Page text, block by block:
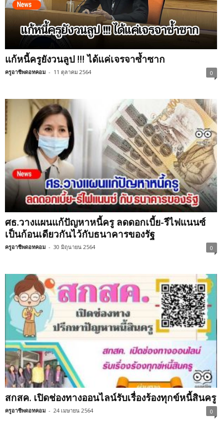
แก้หนี้ครูยังวนลูป !!! ได้แค่เจรจาซ้ำซาก
ครูอาชีพดอทคอม - 11 ตุลาคม 2564 0
ศธ.วางแผนแก้ปัญหาหนี้ครู ลดดอกเบี้ย-รีไฟแนนซ์
เป็นก้อนเดียวกันไว้กับธนาคารของรัฐ
ครูอาชีพดอทคอม - 30 มิถุนายน 2564 0
สกสค. เปิดช่องทางออนไลน์รับเรื่องร้องทุกข์หนี้สินครู
ครูอาชีพดอทคอม - 24 เมษายน 2564 0